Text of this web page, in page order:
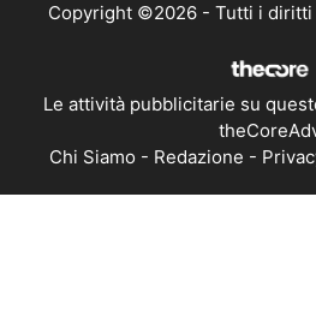
Copyright ©2026 - Tutti i
Le attività pubblicitarie su
Chi Siamo - Redazione -